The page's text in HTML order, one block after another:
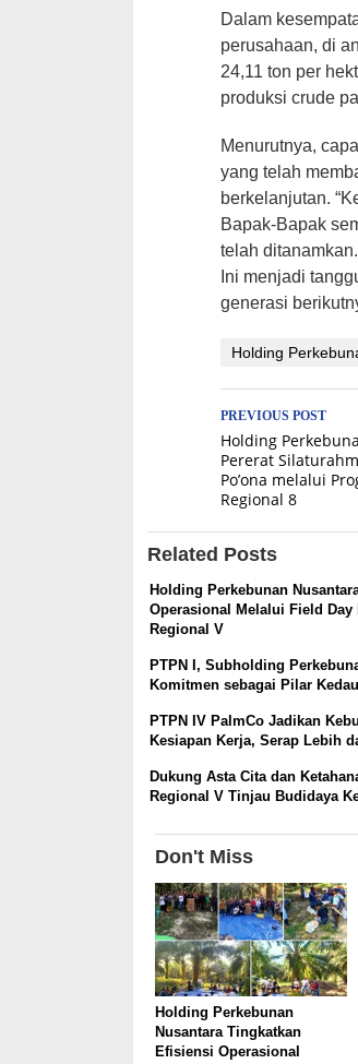
Dalam
perusahaan, di
24,11 ton per
produksi crude
Menurutnya,
yang telah
berkelanjutan.
Bapak-Bapak
telah
Ini menjadi
generasi
Holding
Post
navigation
PREVIOUS POST
Holding
Pererat
Po’ona melalui
Regional 8
Related Posts
Holding Perkebunan
Operasional Melalui Field Day
Regional V
PTPN I, Subholding
Komitmen sebagai Pilar
PTPN IV PalmCo Jadikan
Kesiapan Kerja, Serap Lebih
Dukung Asta Cita dan
Regional V Tinjau Budidaya
Don't Miss
Holding Perkebunan
Nusantara Tingkatkan
Efisiensi Operasional